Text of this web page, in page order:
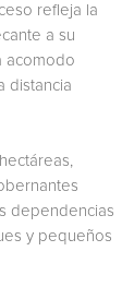
refleja la
a su
acomodo
distancia
dependencias
y pequeños